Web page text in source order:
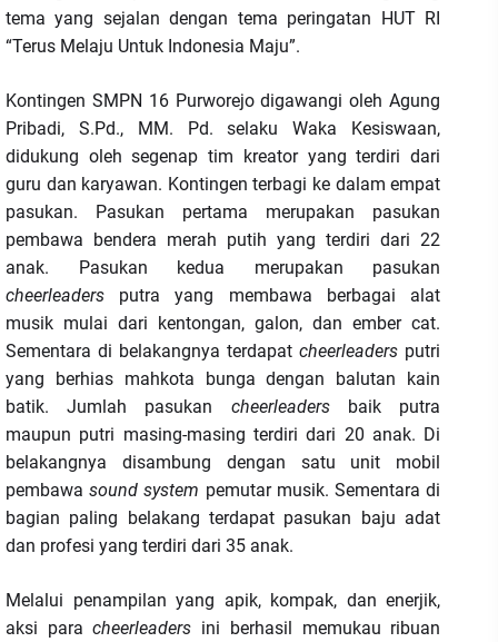
tema yang sejalan dengan tema peringatan HUT RI
“Terus Melaju Untuk Indonesia Maju”.
Kontingen SMPN 16 Purworejo digawangi oleh Agung
Pribadi, S.Pd., MM. Pd. selaku Waka Kesiswaan,
didukung oleh segenap tim kreator yang terdiri dari
guru dan karyawan. Kontingen terbagi ke dalam empat
pasukan. Pasukan pertama merupakan pasukan
pembawa bendera merah putih yang terdiri dari 22
anak. Pasukan kedua merupakan pasukan
cheerleaders putra yang membawa berbagai alat
musik mulai dari kentongan, galon, dan ember cat.
Sementara di belakangnya terdapatcheerleaders putri
yang berhias mahkota bunga dengan balutan kain
batik. Jumlah pasukan cheerleaders
baik putra
maupun putri masing-masing terdiri dari 20 anak. Di
belakangnya disambung dengan satu unit mobil
pembawasound system pemutar musik. Sementara di
bagian paling belakang terdapat pasukan baju adat
dan profesi yang terdiri dari 35 anak.
Melalui penampilan yang apik, kompak, dan enerjik,
aksi paracheerleaders ini berhasil memukau ribuan